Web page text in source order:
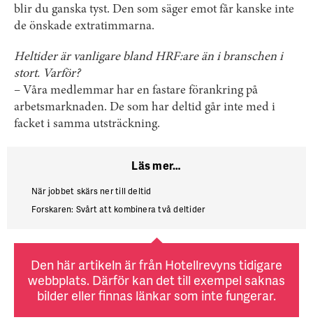
blir du ganska tyst. Den som säger emot får kanske inte
de önskade extratimmarna.
Heltider är vanligare bland HRF:are än i branschen i
stort. Varför?
– Våra medlemmar har en fastare förankring på
arbetsmarknaden. De som har deltid går inte med i
facket i samma utsträckning.
Läs mer…
När jobbet skärs ner till deltid
Forskaren: Svårt att kombinera två deltider
Den här artikeln är från Hotellrevyns tidigare
webbplats. Därför kan det till exempel saknas
bilder eller finnas länkar som inte fungerar.